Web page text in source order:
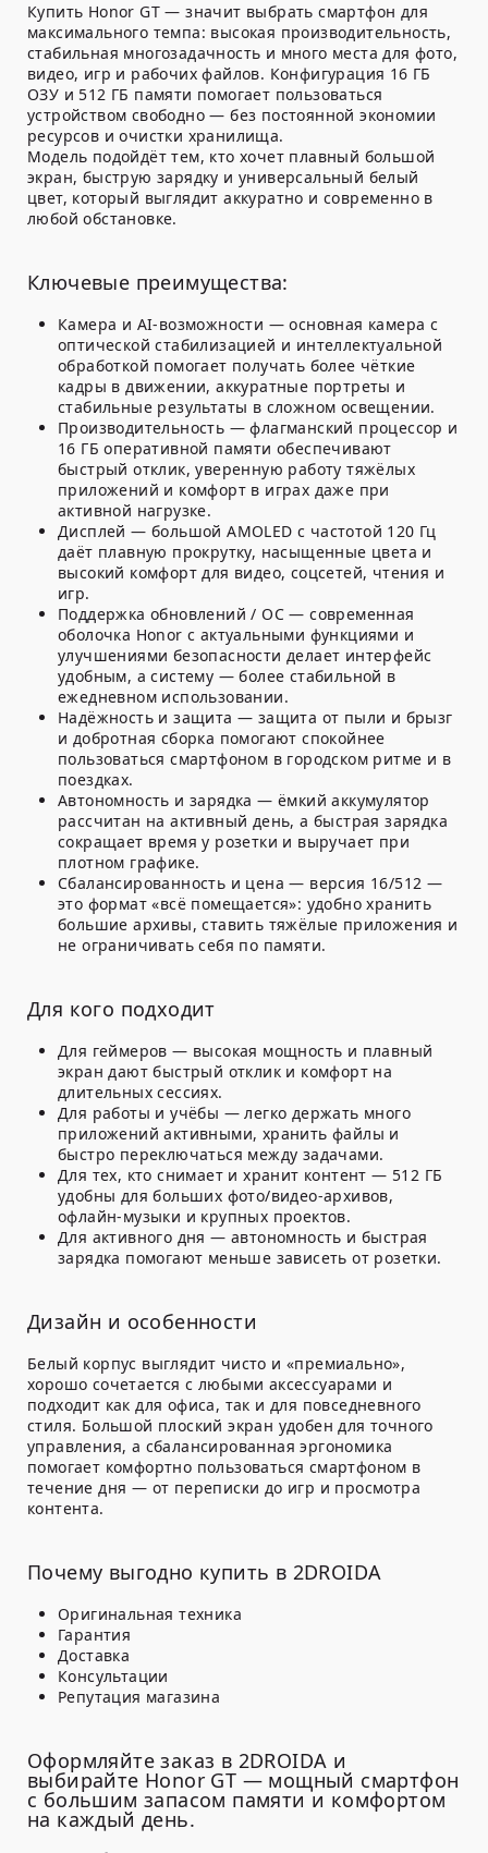
Купить Honor GT — значит выбрать смартфон для
максимального темпа: высокая производительность,
стабильная многозадачность и много места для фото,
видео, игр и рабочих файлов. Конфигурация 16 ГБ
ОЗУ и 512 ГБ памяти помогает пользоваться
устройством свободно — без постоянной экономии
ресурсов и очистки хранилища.
Модель подойдёт тем, кто хочет плавный большой
экран, быструю зарядку и универсальный белый
цвет, который выглядит аккуратно и современно в
любой обстановке.
Ключевые преимущества:
Камера и AI-возможности — основная камера с
оптической стабилизацией и интеллектуальной
обработкой помогает получать более чёткие
кадры в движении, аккуратные портреты и
стабильные результаты в сложном освещении.
Производительность — флагманский процессор и
16 ГБ оперативной памяти обеспечивают
быстрый отклик, уверенную работу тяжёлых
приложений и комфорт в играх даже при
активной нагрузке.
Дисплей — большой AMOLED с частотой 120 Гц
даёт плавную прокрутку, насыщенные цвета и
высокий комфорт для видео, соцсетей, чтения и
игр.
Поддержка обновлений / ОС — современная
оболочка Honor с актуальными функциями и
улучшениями безопасности делает интерфейс
удобным, а систему — более стабильной в
ежедневном использовании.
Надёжность и защита — защита от пыли и брызг
и добротная сборка помогают спокойнее
пользоваться смартфоном в городском ритме и в
поездках.
Автономность и зарядка — ёмкий аккумулятор
рассчитан на активный день, а быстрая зарядка
сокращает время у розетки и выручает при
плотном графике.
Сбалансированность и цена — версия 16/512 —
это формат «всё помещается»: удобно хранить
большие архивы, ставить тяжёлые приложения и
не ограничивать себя по памяти.
Для кого подходит
Для геймеров — высокая мощность и плавный
экран дают быстрый отклик и комфорт на
длительных сессиях.
Для работы и учёбы — легко держать много
приложений активными, хранить файлы и
быстро переключаться между задачами.
Для тех, кто снимает и хранит контент — 512 ГБ
удобны для больших фото/видео-архивов,
офлайн-музыки и крупных проектов.
Для активного дня — автономность и быстрая
зарядка помогают меньше зависеть от розетки.
Дизайн и особенности
Белый корпус выглядит чисто и «премиально»,
хорошо сочетается с любыми аксессуарами и
подходит как для офиса, так и для повседневного
стиля. Большой плоский экран удобен для точного
управления, а сбалансированная эргономика
помогает комфортно пользоваться смартфоном в
течение дня — от переписки до игр и просмотра
контента.
Почему выгодно купить в 2DROIDA
Оригинальная техника
Гарантия
Доставка
Консультации
Репутация магазина
Оформляйте заказ в 2DROIDA и
выбирайте Honor GT — мощный смартфон
с большим запасом памяти и комфортом
на каждый день.